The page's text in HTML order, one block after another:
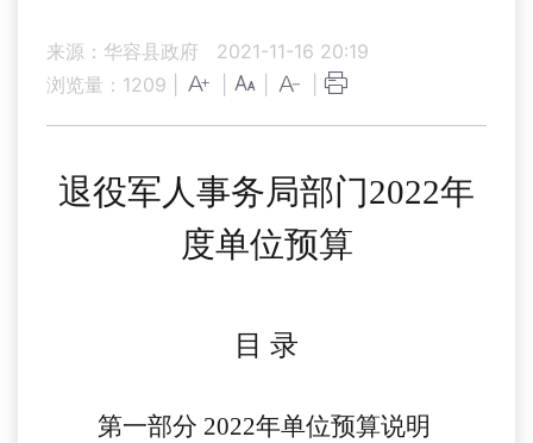
来源：华容县政府
2021-11-16 20:19
浏览量： 1209
退役军人事务局部门2022年
度单位预算
目 录
第一部分 2022年单位预算说明